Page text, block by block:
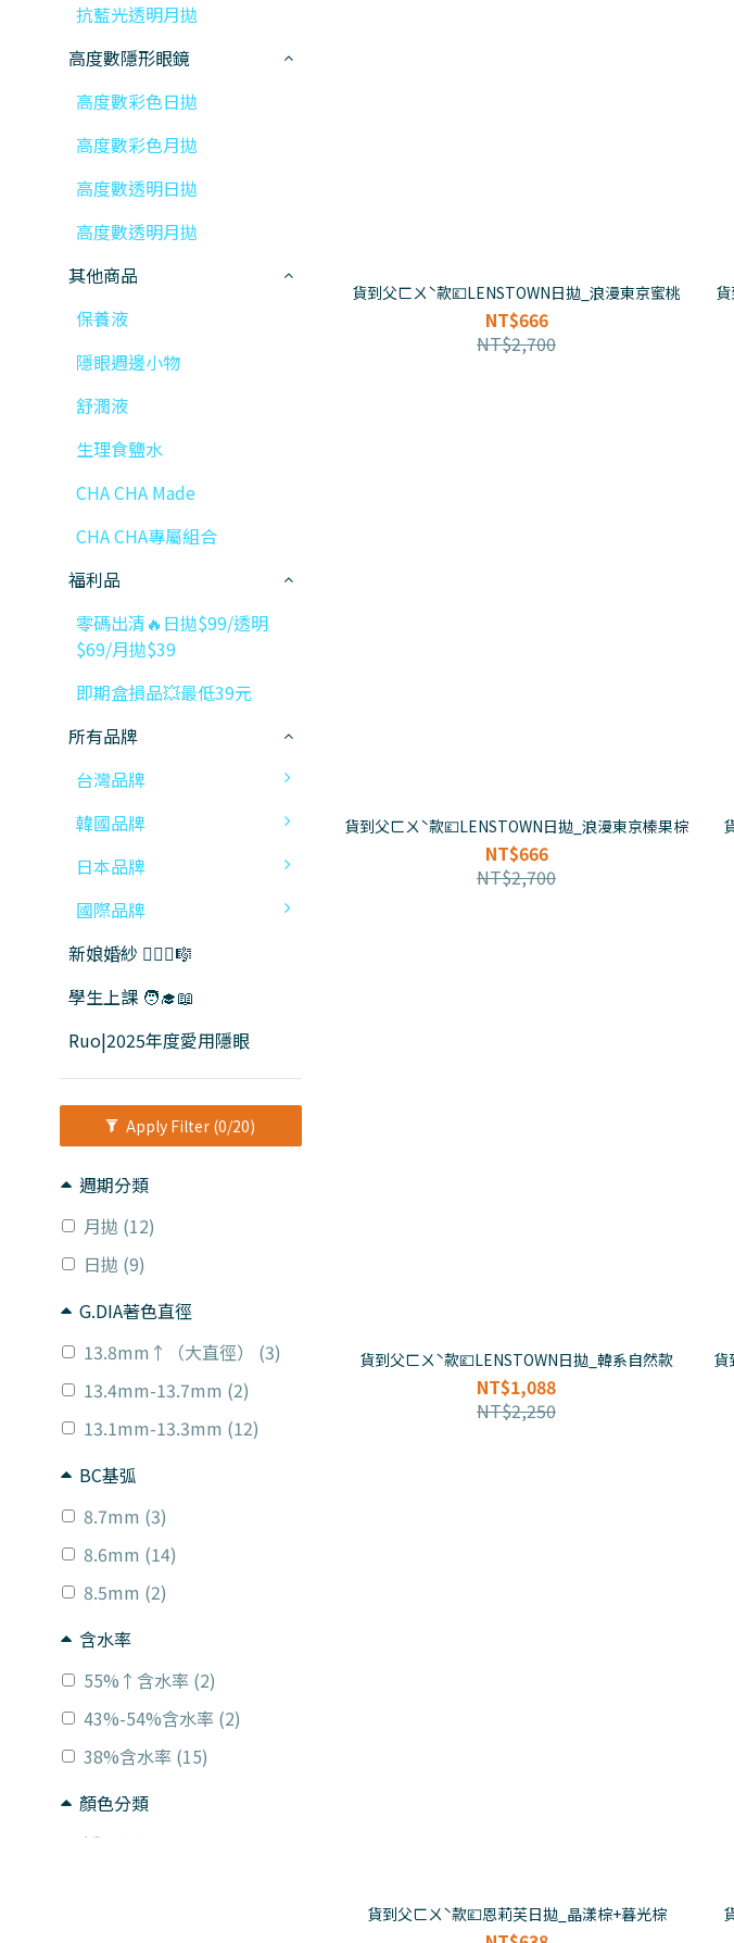
抗藍光透明月拋
高度數隱形眼鏡
高度數彩色日拋
高度數彩色月拋
高度數透明日拋
高度數透明月拋
其他商品
保養液
隱眼週邊小物
舒潤液
生理食鹽水
CHA CHA Made
CHA CHA專屬組合
福利品
零碼出清🔥日拋$99/透明
$69/月拋$39
即期盒損品💥最低39元
所有品牌
台灣品牌
韓國品牌
日本品牌
國際品牌
新娘婚紗 👰🏻‍♀️🎼
學生上課 🧑‍🎓📖
Ruo|2025年度愛用隱眼
Apply Filter (0/20)
週期分類
月拋 (12)
日拋 (9)
G.DIA著色直徑
13.8mm↑（大直徑） (3)
13.4mm-13.7mm (2)
13.1mm-13.3mm (12)
BC基弧
8.7mm (3)
8.6mm (14)
8.5mm (2)
含水率
55%↑含水率 (2)
43%-54%含水率 (2)
38%含水率 (15)
顏色分類
透明 (4)
貨到父ㄈㄨˋ款💷LENSTOWN日拋_浪漫東京蜜桃
NT$666
NT$2,700
貨到父ㄈㄨˋ款💷LENSTOWN日拋_浪漫東京榛果棕
NT$666
NT$2,700
貨到父ㄈㄨˋ款💷LENSTOWN日拋_韓系自然款
NT$1,088
NT$2,250
貨
貨到父ㄈㄨˋ款💷恩莉芙日拋_晶漾棕+暮光棕